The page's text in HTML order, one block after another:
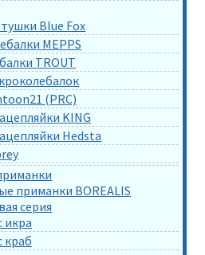
Blue Fox
MEPPS
TROUT
(PRC)
KING
Hedsta
приманки BOREALIS
серия
икра
краб